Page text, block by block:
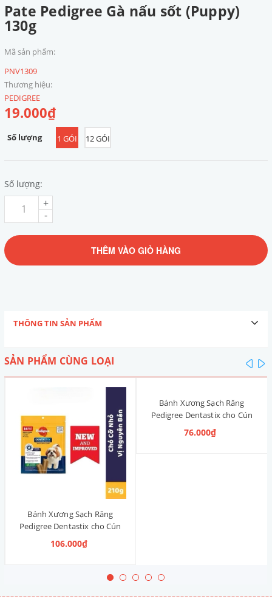
Pate Pedigree Gà nấu sốt (Puppy)
130g
Mã sản phẩm:
PNV1309
Thương hiệu:
PEDIGREE
19.000₫
Số lượng 1 GÓI 12 GÓI
Số lượng:
-
+
THÊM VÀO GIỎ HÀNG
THÔNG TIN SẢN PHẨM
SẢN PHẨM CÙNG LOẠI
Bánh Xương Sạch Răng
Pedigree Dentastix cho Cún
vừa 210g (14 Thanh, Vị Truyền
Thống)
106.000₫
Bánh Xương Sạch Răng
Pedigree Dentastix cho Cún
nhỏ 120g (14 Thanh, Vị Truyền
Thống)
76.000₫